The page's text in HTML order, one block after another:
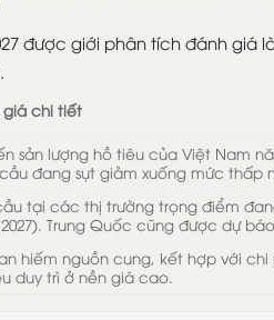
được giới phân tích đánh
chi tiết
sản lượng hồ tiêu của Việt Nam
đang sụt giảm xuống mức thấp
tại các thị trường trọng điểm
Trung Quốc cũng được dự
hiếm nguồn cung, kết hợp với
duy trì ở nền giá cao.